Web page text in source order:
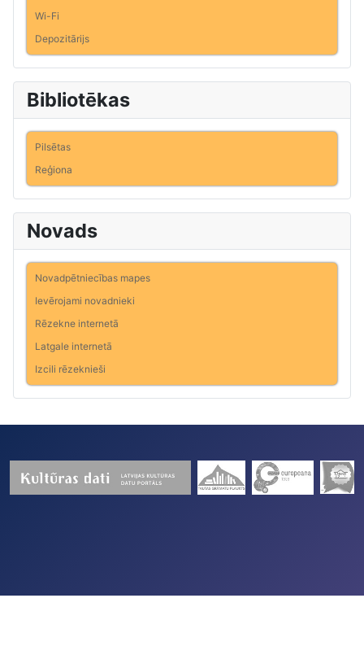
Wi-Fi
Depozitārijs
Bibliotēkas
Pilsētas
Reģiona
Novads
Novadpētniecības mapes
Ievērojami novadnieki
Rēzekne internetā
Latgale internetā
Izcili rēzeknieši